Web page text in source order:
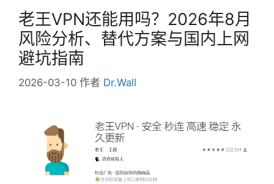
老王VPN还能用吗？2026年8月
风险分析、替代方案与国内上网
避坑指南
2026-03-10 作者 Dr.Wall